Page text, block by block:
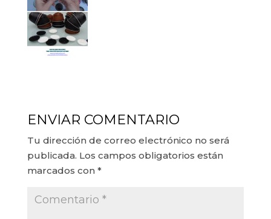
ENVIAR COMENTARIO
Tu dirección de correo electrónico no será
publicada. Los campos obligatorios están
marcados con *